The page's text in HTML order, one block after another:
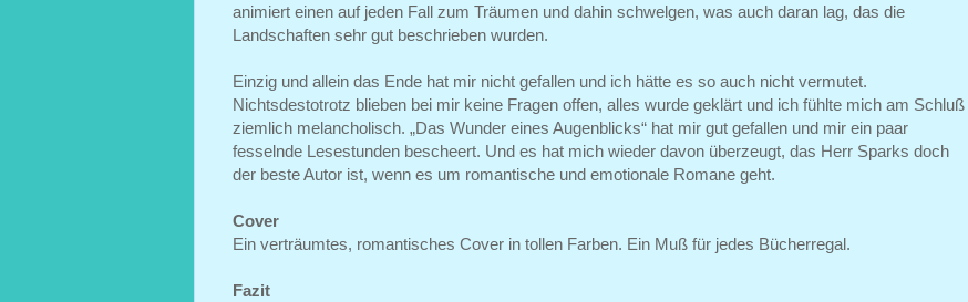
animiert einen auf jeden Fall zum Träumen und dahin schwelgen, was auch daran lag, das die
Landschaften sehr gut beschrieben wurden.
Einzig und allein das Ende hat mir nicht gefallen und ich hätte es so auch nicht vermutet.
Nichtsdestotrotz blieben bei mir keine Fragen offen, alles wurde geklärt und ich fühlte mich am Schluß
ziemlich melancholisch. „Das Wunder eines Augenblicks“ hat mir gut gefallen und mir ein paar
fesselnde Lesestunden bescheert. Und es hat mich wieder davon überzeugt, das Herr Sparks doch
der beste Autor ist, wenn es um romantische und emotionale Romane geht.
Cover
Ein verträumtes, romantisches Cover in tollen Farben. Ein Muß für jedes Bücherregal.
Fazit